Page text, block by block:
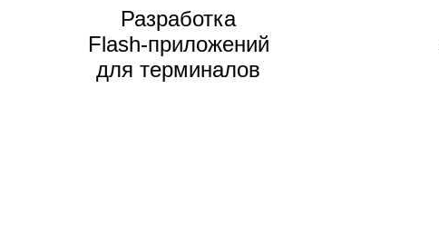
Разработка
Flash-приложений
для терминалов